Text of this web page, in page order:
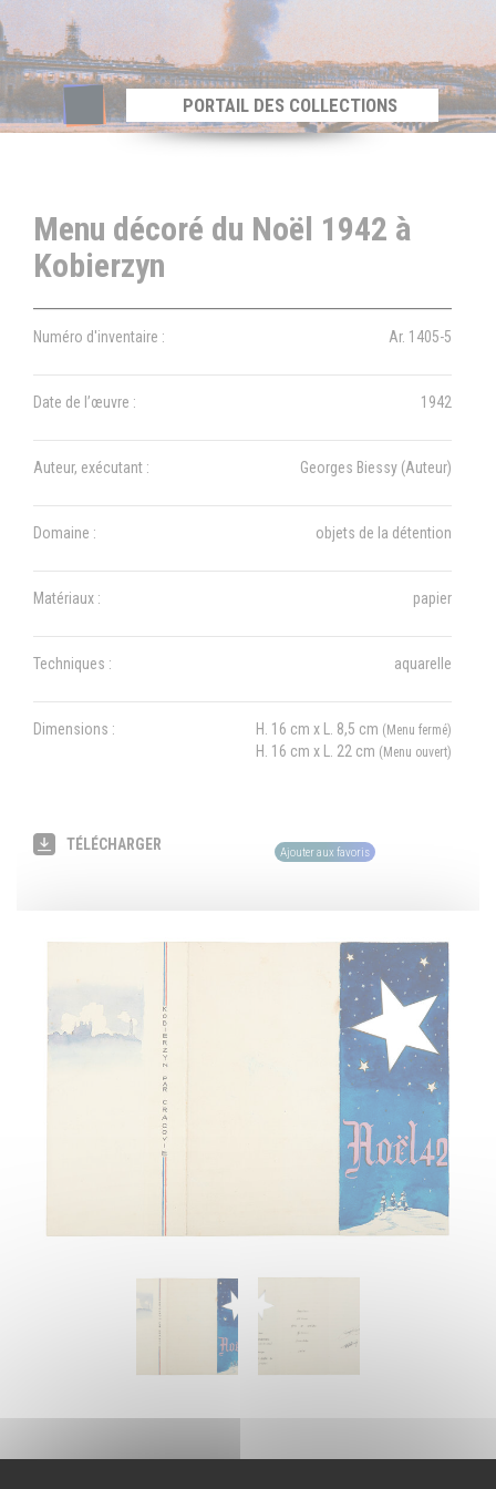
Panneau de gestion des cookies
PORTAIL DES COLLECTIONS
Menu décoré du Noël 1942 à
Kobierzyn
Numéro d'inventaire : Ar. 1405-5
Date de l’œuvre : 1942
Auteur, exécutant : Georges Biessy (Auteur)
Domaine : objets de la détention
Matériaux : papier
Techniques : aquarelle
Dimensions : H. 16 cm x L. 8,5 cm (Menu fermé)
H. 16 cm x L. 22 cm (Menu ouvert)
TÉLÉCHARGER Ajouter aux favoris